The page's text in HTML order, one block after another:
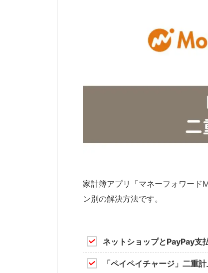
家計簿アプリ「マネーフォワード
ン別の解決方法です。
ネットショップとPayPay支
「ペイペイチャージ」二重